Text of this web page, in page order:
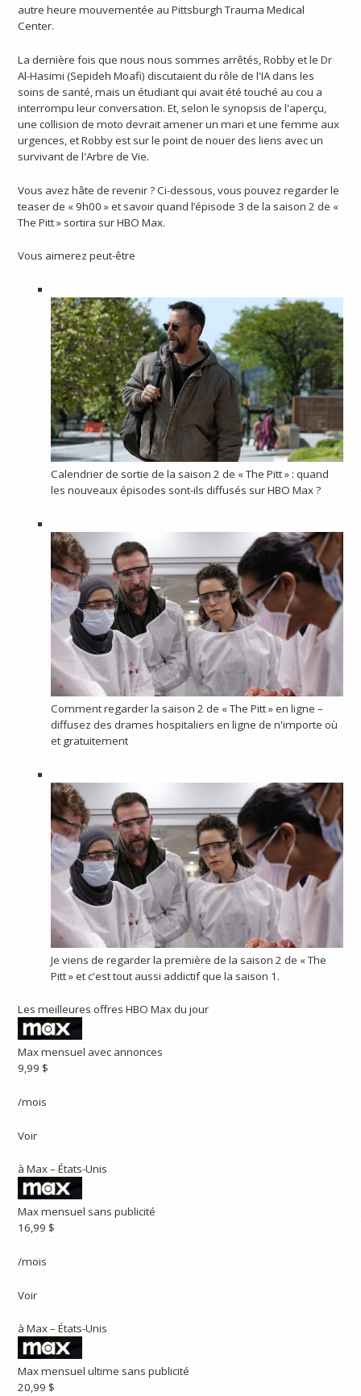
autre heure mouvementée au Pittsburgh Trauma Medical
Center.
La dernière fois que nous nous sommes arrêtés, Robby et le Dr
Al-Hasimi (Sepideh Moafi) discutaient du rôle de l'IA dans les
soins de santé, mais un étudiant qui avait été touché au cou a
interrompu leur conversation. Et, selon le synopsis de l'aperçu,
une collision de moto devrait amener un mari et une femme aux
urgences, et Robby est sur le point de nouer des liens avec un
survivant de l'Arbre de Vie.
Vous avez hâte de revenir ? Ci-dessous, vous pouvez regarder le
teaser de « 9h00 » et savoir quand l’épisode 3 de la saison 2 de «
The Pitt » sortira sur HBO Max.
Vous aimerez peut-être
Calendrier de sortie de la saison 2 de « The Pitt » : quand
les nouveaux épisodes sont-ils diffusés sur HBO Max ?
Comment regarder la saison 2 de « The Pitt » en ligne –
diffusez des drames hospitaliers en ligne de n'importe où
et gratuitement
Je viens de regarder la première de la saison 2 de « The
Pitt » et c'est tout aussi addictif que la saison 1.
Les meilleures offres HBO Max du jour
Max mensuel avec annonces
9,99 $
/mois
Voir
àMax – États-Unis
Max mensuel sans publicité
16,99 $
/mois
Voir
àMax – États-Unis
Max mensuel ultime sans publicité
20,99 $